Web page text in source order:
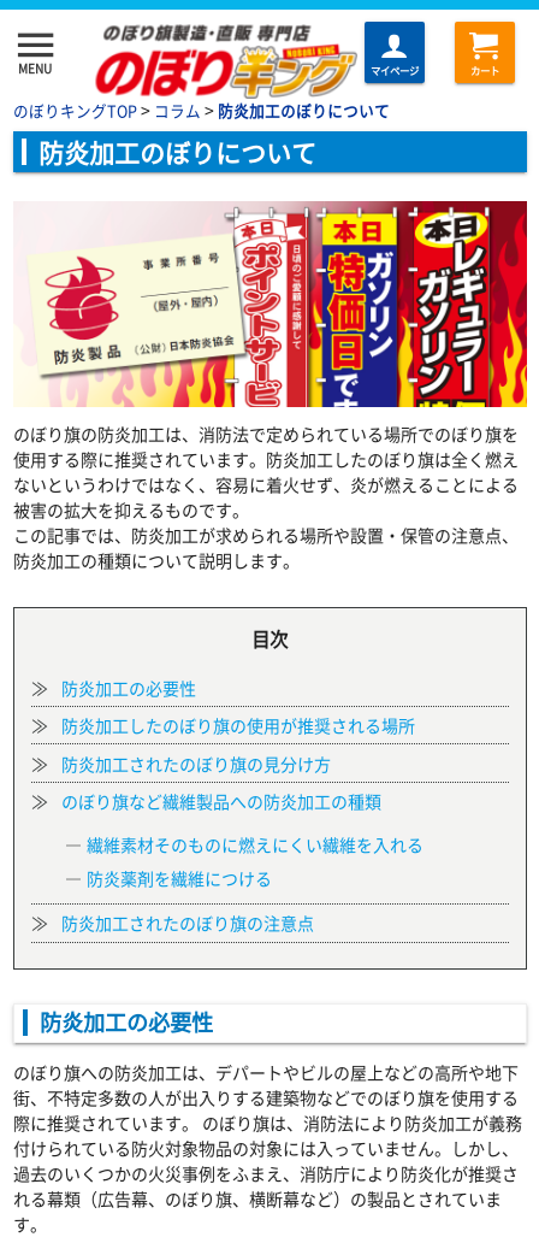
menu
MENU マイページ カート
のぼりキングTOP> コラム > 防炎加工のぼりについて
防炎加工のぼりについて
のぼり旗の防炎加工は、消防法で定められている場所でのぼり旗を
使用する際に推奨されています。防炎加工したのぼり旗は全く燃え
ないというわけではなく、容易に着火せず、炎が燃えることによる
被害の拡大を抑えるものです。
この記事では、防炎加工が求められる場所や設置・保管の注意点、
防炎加工の種類について説明します。
目次
防炎加工の必要性
防炎加工したのぼり旗の使用が推奨される場所
防炎加工されたのぼり旗の見分け方
のぼり旗など繊維製品への防炎加工の種類
繊維素材そのものに燃えにくい繊維を入れる
防炎薬剤を繊維につける
防炎加工されたのぼり旗の注意点
防炎加工の必要性
のぼり旗への防炎加工は、デパートやビルの屋上などの高所や地下
街、不特定多数の人が出入りする建築物などでのぼり旗を使用する
際に推奨されています。 のぼり旗は、消防法により防炎加工が義務
付けられている防火対象物品の対象には入っていません。しかし、
過去のいくつかの火災事例をふまえ、消防庁により防炎化が推奨さ
れる幕類（広告幕、のぼり旗、横断幕など）の製品とされていま
す。